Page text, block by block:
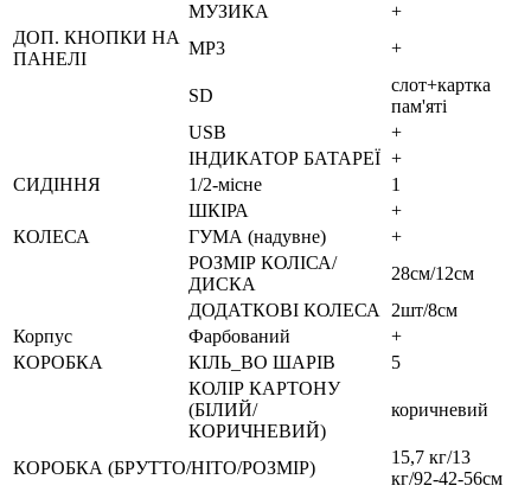
МУЗИКА
+
ДОП. КНОПКИ НА
ПАНЕЛІ
MP3 +
SD
слот+картка
пам'яті
USB
+
ІНДИКАТОР БАТАРЕЇ +
СИДІННЯ
1/2-місне
1
ШКІРА
+
КОЛЕСА
ГУМА (надувне)
+
РОЗМІР КОЛІСА/
ДИСКА
28см/12см
ДОДАТКОВІ КОЛЕСА
2шт/8см
Корпус
Фарбований
+
КОРОБКА
КІЛЬ_ВО ШАРІВ
5
КОЛІР КАРТОНУ
(БІЛИЙ/
КОРИЧНЕВИЙ)
коричневий
КОРОБКА (БРУТТО/НІТО/РОЗМІР)
15,7 кг/13
кг/92-42-56см